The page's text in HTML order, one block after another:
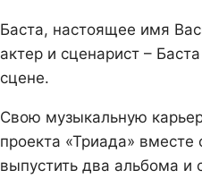
Баста, настоящее имя
актер и сценарист –
сцене.
Свою музыкальную
проекта «Триада»
выпустить два альбома и